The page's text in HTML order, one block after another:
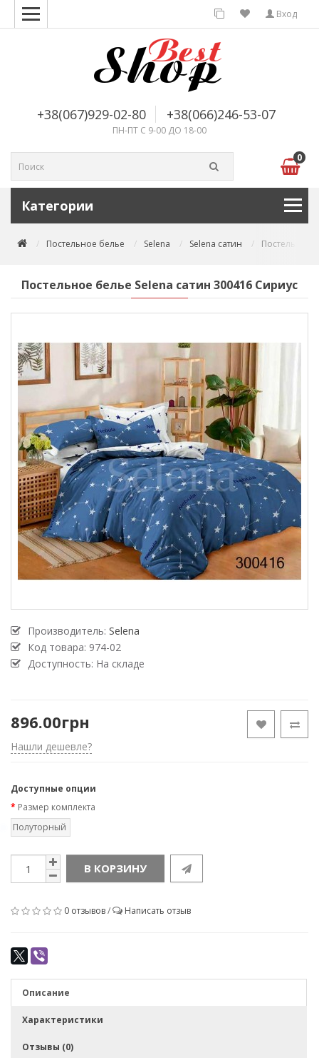
Вход
+38(067)929-02-80 +38(066)246-53-07
ПН-ПТ С 9-00 ДО 18-00
0
Категории
Постельное белье Selena Selena сатин Постельное
Постельное белье Selena сатин 300416 Сириус
Производитель: Selena
Код товара: 974-02
Доступность: На складе
896.00грн
Нашли дешевле?
Доступные опции
Размер комплекта
Полуторный
В КОРЗИНУ
0 отзывов/ Написать отзыв
Описание
Характеристики
Отзывы (0)